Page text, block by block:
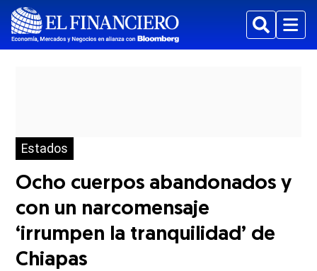
BuscarMenu
Estados
Ocho cuerpos abandonados y
con un narcomensaje
‘irrumpen la tranquilidad’ de
Chiapas